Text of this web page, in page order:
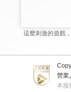
這麼刺激的遊戲
營業
本服